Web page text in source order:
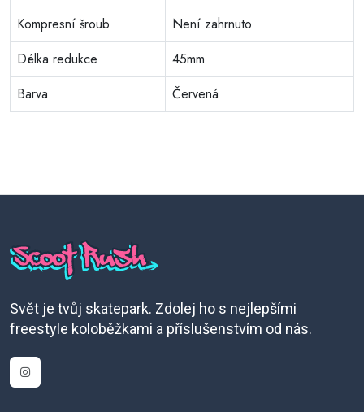
Kompresní šroub
Není zahrnuto
Délka redukce
45mm
Barva
Červená
Svět je tvůj skatepark. Zdolej ho s nejlepšími
freestyle koloběžkami a příslušenstvím od nás.